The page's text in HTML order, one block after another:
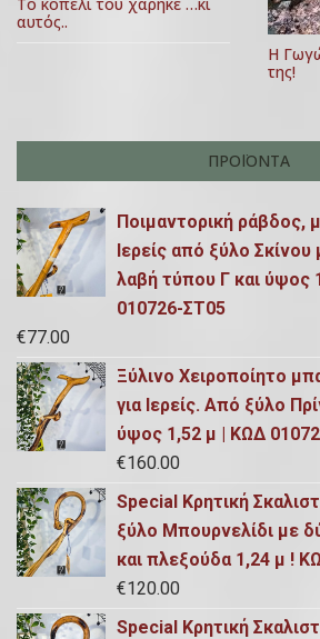
αυτός..
Η
της!
ΠΡΟΪΌΝΤΑ
Ποιμαντορική ράβδος,
Ιερείς από ξύλο
λαβή τύπου Γ και ύψος
010726-ΣΤ05
€77.00
Ξύλινο Χειροποίητο
για Ιερείς. Από ξύλο
ύψος 1,52 μ | ΚΩΔ
€160.00
Special Κρητική
ξύλο Μπουρνελίδι με
και πλεξούδα 1,24 μ !
€120.00
Special Κρητική